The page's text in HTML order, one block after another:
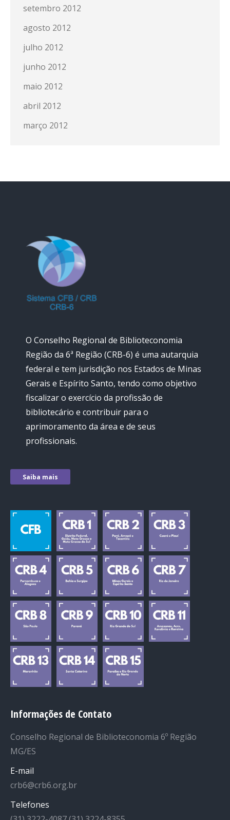
setembro 2012
agosto 2012
julho 2012
junho 2012
maio 2012
abril 2012
março 2012
O Conselho Regional de Biblioteconomia
Região da 6ª Região (CRB-6) é uma autarquia
federal e tem jurisdição nos Estados de Minas
Gerais e Espírito Santo, tendo como objetivo
fiscalizar o exercício da profissão de
bibliotecário e contribuir para o
aprimoramento da área e de seus
profissionais.
Saiba mais
Informações de Contato
Conselho Regional de Biblioteconomia 6º Região
MG/ES
E-mail
crb6@crb6.org.br
Telefones